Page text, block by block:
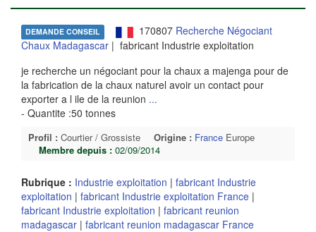
DEMANDE CONSEIL 170807 Recherche Négociant
Chaux Madagascar | fabricant Industrie exploitation
je recherche un négociant pour la chaux a majenga pour de
la fabrication de la chaux naturel avoir un contact pour
exporter a l ile de la reunion ...
- Quantite :50 tonnes
Profil : Courtier / Grossiste Origine : France Europe
Membre depuis : 02/09/2014
Rubrique : Industrie exploitation | fabricant Industrie
exploitation | fabricant Industrie exploitation France |
fabricant Industrie exploitation | fabricant reunion
madagascar | fabricant reunion madagascar France